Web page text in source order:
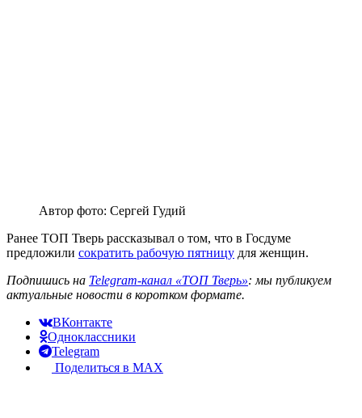
Автор фото: Сергей Гудий
Ранее ТОП Тверь рассказывал о том, что в Госдуме
предложили сократить рабочую пятницу для женщин.
Подпишись на Telegram-канал «ТОП Тверь»: мы публикуем
актуальные новости в коротком формате.
ВКонтакте
Одноклассники
Telegram
Поделиться в MAX